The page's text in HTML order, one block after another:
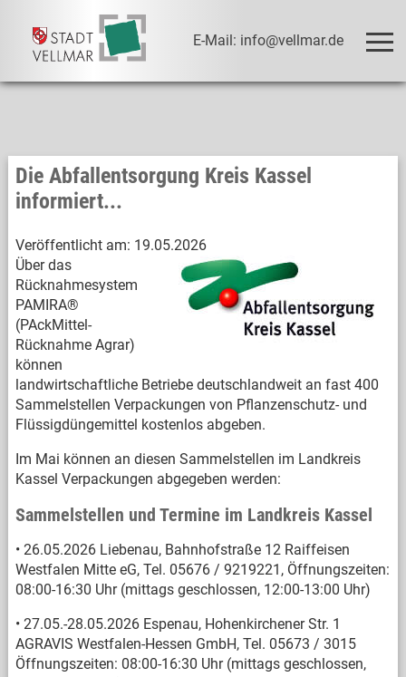
E-Mail: info@vellmar.de
Die Abfallentsorgung Kreis Kassel
informiert...
Veröffentlicht am: 19.05.2026
Über das
Rücknahmesystem
PAMIRA®
(PAckMittel-
Rücknahme Agrar)
können
landwirtschaftliche Betriebe deutschlandweit an fast 400
Sammelstellen Verpackungen von Pflanzenschutz- und
Flüssigdüngemittel kostenlos abgeben.
Im Mai können an diesen Sammelstellen im Landkreis
Kassel Verpackungen abgegeben werden:
Sammelstellen und Termine im Landkreis Kassel
• 26.05.2026 Liebenau, Bahnhofstraße 12 Raiffeisen
Westfalen Mitte eG, Tel. 05676 / 9219221, Öffnungszeiten:
08:00-16:30 Uhr (mittags geschlossen, 12:00-13:00 Uhr)
• 27.05.-28.05.2026 Espenau, Hohenkirchener Str. 1
AGRAVIS Westfalen-Hessen GmbH, Tel. 05673 / 3015
Öffnungszeiten: 08:00-16:30 Uhr (mittags geschlossen,